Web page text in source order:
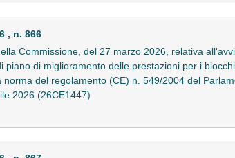
, n. 866
Commissione, del 27 marzo 2026, relativa
piano di miglioramento delle prestazioni per i
norma del regolamento (CE) n. 549/2004 del
2026 (26CE1447)